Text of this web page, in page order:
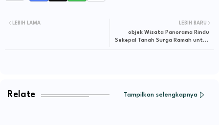
LEBIH BARU
objek Wisata Panorama Rindu
Sekepal Tanah Surga Ramah untuk
LEBIH LAMA
Relate Tampilkan selengkapnya